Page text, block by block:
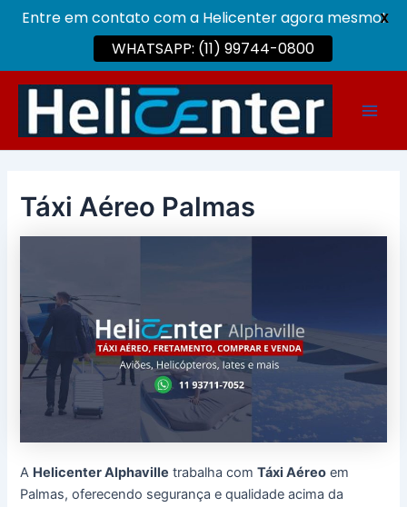
conteúdo
Táxi Aéreo Palmas
A Helicenter Alphaville trabalha comTáxi Aéreo em
Palmas, oferecendo segurança e qualidade acima da
Entre em contato com a Helicenter agora mesmo!
WHATSAPP: (11) 99744-0800
X